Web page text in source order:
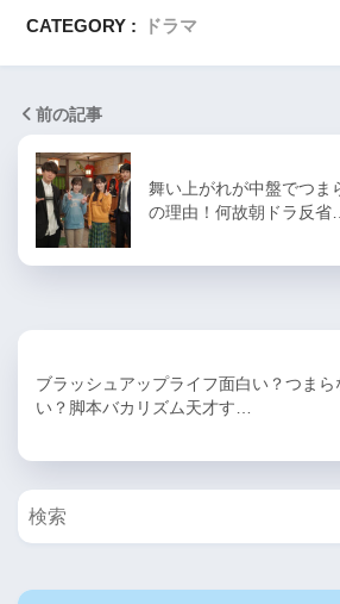
CATEGORY : ドラマ
前の記事
舞い上がれが中盤でつま
の理由！何故朝ドラ反省…
ブラッシュアップライフ面白い？つまら
い？脚本バカリズム天才す…